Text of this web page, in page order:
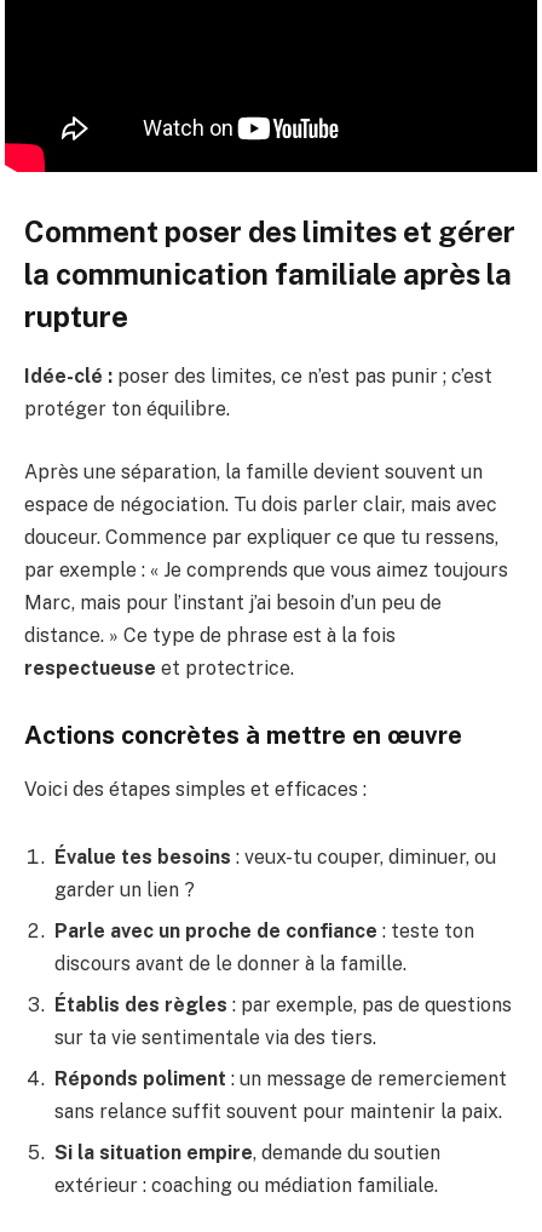
Comment poser des limites et gérer
la communication familiale après la
rupture
Idée-clé : poser des limites, ce n’est pas punir ; c’est
protéger ton équilibre.
Après une séparation, la famille devient souvent un
espace de négociation. Tu dois parler clair, mais avec
douceur. Commence par expliquer ce que tu ressens,
par exemple : « Je comprends que vous aimez toujours
Marc, mais pour l’instant j’ai besoin d’un peu de
distance. » Ce type de phrase est à la fois
respectueuse et protectrice.
Actions concrètes à mettre en œuvre
Voici des étapes simples et efficaces :
Évalue tes besoins : veux-tu couper, diminuer, ou
garder un lien ?
Parle avec un proche de confiance : teste ton
discours avant de le donner à la famille.
Établis des règles : par exemple, pas de questions
sur ta vie sentimentale via des tiers.
Réponds poliment : un message de remerciement
sans relance suffit souvent pour maintenir la paix.
Si la situation empire, demande du soutien
extérieur : coaching ou médiation familiale.